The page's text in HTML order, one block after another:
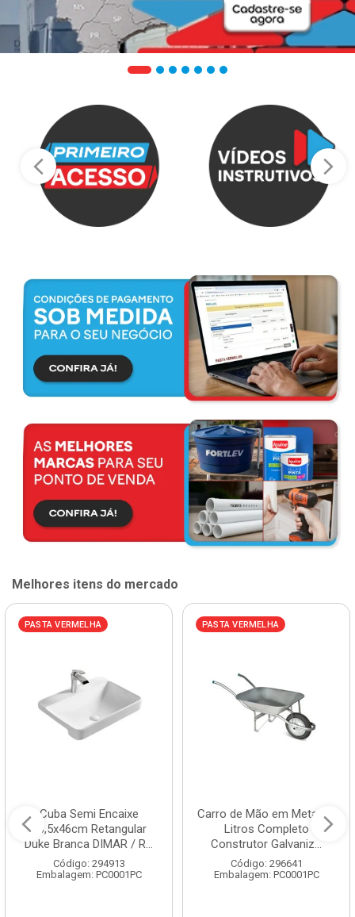
Melhores itens do mercado
PASTA VERMELHA
Cuba Semi Encaixe
58,5x46cm Retangular
Duke Branca DIMAR / R...
Código: 294913
Embalagem: PC0001PC
PASTA VERMELHA
Carro de Mão em Metal 60
Litros Completo
Construtor Galvaniz...
Código: 296641
Embalagem: PC0001PC